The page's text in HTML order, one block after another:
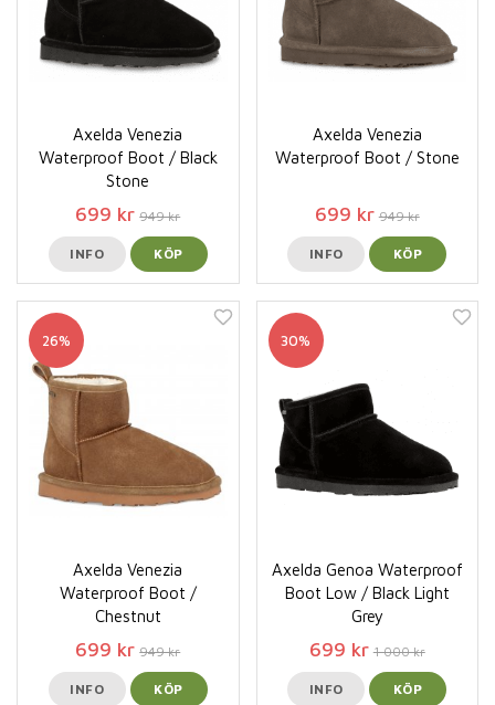
Axelda Venezia
Waterproof Boot / Black
Stone
699 kr 949 kr
INFO KÖP
Axelda Venezia
Waterproof Boot / Stone
699 kr 949 kr
INFO KÖP
26%
Axelda Venezia
Waterproof Boot /
Chestnut
699 kr 949 kr
INFO KÖP
30%
Axelda Genoa Waterproof
Boot Low / Black Light
Grey
699 kr 1 000 kr
INFO KÖP